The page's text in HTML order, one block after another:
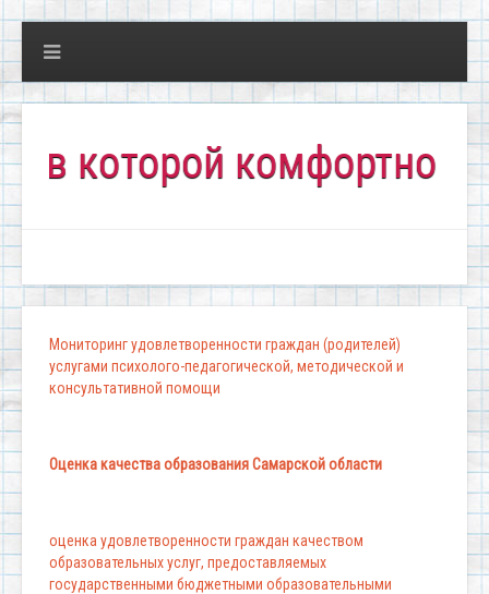
комфортно всем!"
Мониторинг удовлетворенности граждан (родителей)
услугами психолого-педагогической, методической и
консультативной помощи
Оценка качества образования Самарской области
оценка удовлетворенности граждан качеством
образовательных услуг, предоставляемых
государственными бюджетными образовательными